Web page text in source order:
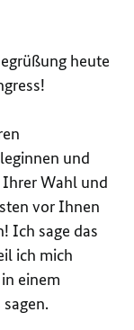
heute
und
Wahl und
vor Ihnen
Ich sage das
ich mich
einem